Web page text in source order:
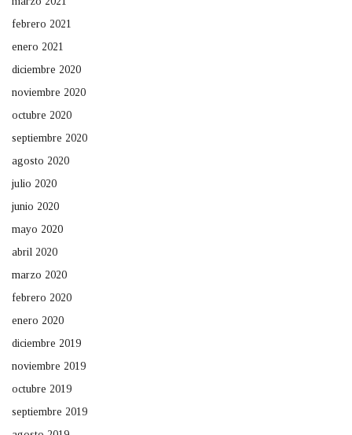
febrero 2021
enero 2021
diciembre 2020
noviembre 2020
octubre 2020
septiembre 2020
agosto 2020
julio 2020
junio 2020
mayo 2020
abril 2020
marzo 2020
febrero 2020
enero 2020
diciembre 2019
noviembre 2019
octubre 2019
septiembre 2019